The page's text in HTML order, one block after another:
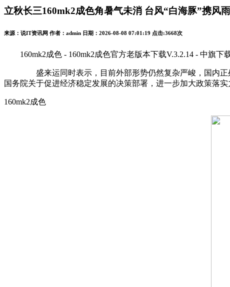
立秋长三160mk2成色角暑气未消 台风“白海豚”携风
来源：说IT资讯网 作者：admin 日期：2026-08-08 07:01:19 点击:3668次
160mk2成色 - 160mk2成色官方老版本下载V.3.2.14 - 中旗下
盛来运同时表示，目前外部形势仍然复杂严峻，国内正处
国务院关于促进经济稳定发展的决策部署，进一步加大政策落
160mk2成色